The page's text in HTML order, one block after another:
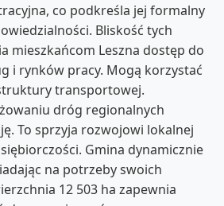
co podkreśla jej formalny
Bliskość tych
mieszkańcom Leszna dostęp do
i rynków pracy. Mogą korzystać
transportowej.
dróg regionalnych
To sprzyja rozwojowi lokalnej
Gmina dynamicznie
na potrzeby swoich
12 503 ha zapewnia